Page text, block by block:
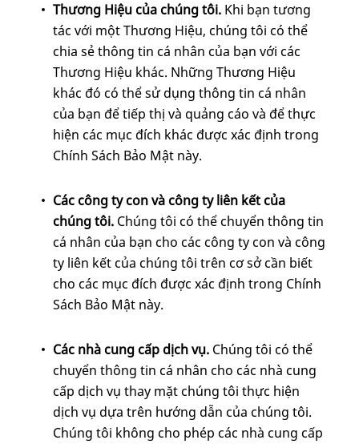
Thương Hiệu của chúng tôi. Khi bạn tương
tác với một Thương Hiệu, chúng tôi có thể
chia sẻ thông tin cá nhân của bạn với các
Thương Hiệu khác. Những Thương Hiệu
khác đó có thể sử dụng thông tin cá nhân
của bạn để tiếp thị và quảng cáo và để thực
hiện các mục đích khác được xác định trong
Chính Sách Bảo Mật này.
Các công ty con và công ty liên kết của
chúng tôi. Chúng tôi có thể chuyển thông tin
cá nhân của bạn cho các công ty con và công
ty liên kết của chúng tôi trên cơ sở cần biết
cho các mục đích được xác định trong Chính
Sách Bảo Mật này.
Các nhà cung cấp dịch vụ. Chúng tôi có thể
chuyển thông tin cá nhân cho các nhà cung
cấp dịch vụ thay mặt chúng tôi thực hiện
dịch vụ dựa trên hướng dẫn của chúng tôi.
Chúng tôi không cho phép các nhà cung cấp